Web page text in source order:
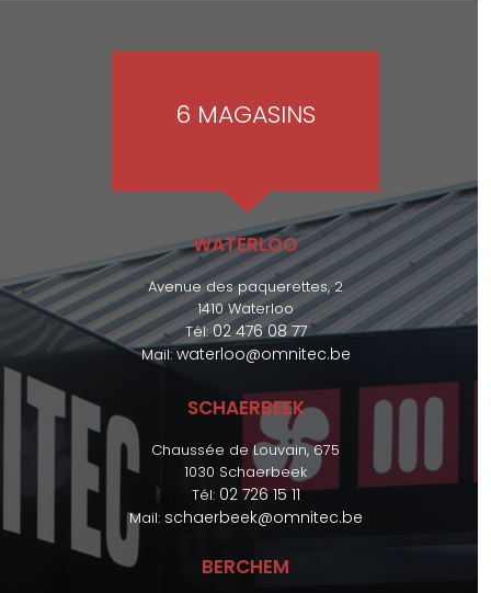
6 MAGASINS
WATERLOO
Avenue des paquerettes, 2
1410 Waterloo
Tél:02 476 08 77
Mail: waterloo@omnitec.be
SCHAERBEEK
Chaussée de Louvain, 675
1030 Schaerbeek
Tél: 02 726 15 11
Mail: schaerbeek@omnitec.be
BERCHEM